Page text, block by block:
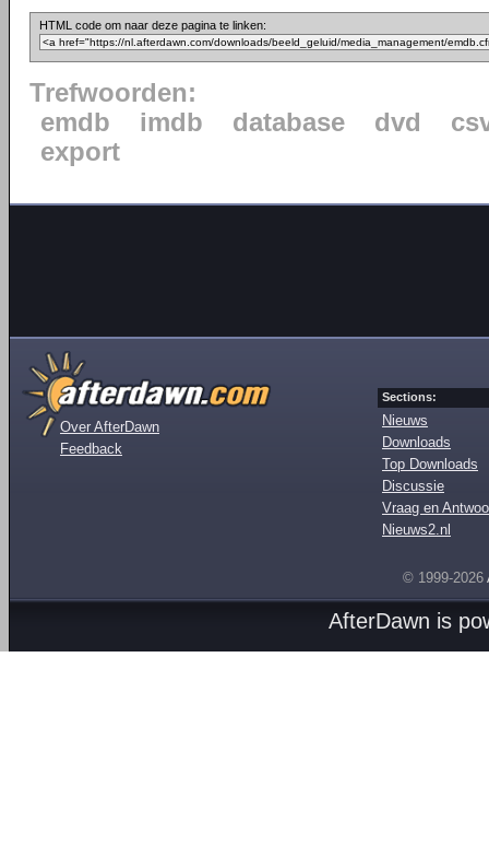
HTML code om naar deze pagina te linken:
Trefwoorden:
emdb
imdb database dvd
export
Over AfterDawn
Feedback
Sections:
Nieuws
Downloads
Top Downloads
Discussie
Vraag en
Nieuws2.nl
© 1999-2026
AfterDawn is